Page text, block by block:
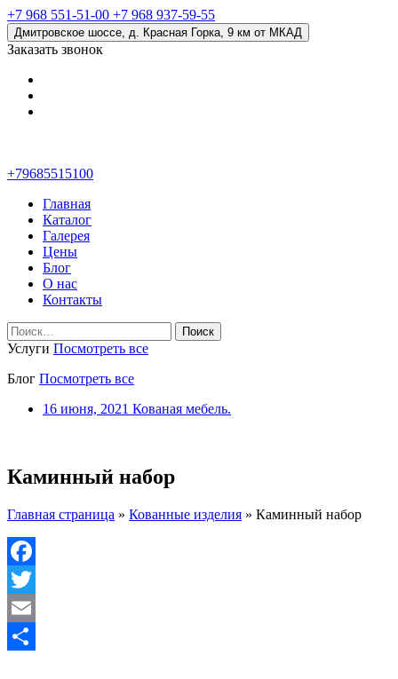
+7 968 551-51-00 +7 968 937-59-55
Дмитровское шоссе, д. Красная Горка, 9 км от МКАД
Заказать звонок
+79685515100
Главная
Каталог
Галерея
Цены
Блог
О нас
Контакты
Найти:
Услуги Посмотреть все
Блог Посмотреть все
16 июня, 2021 Кованая мебель.
Каминный набор
Главная страница » Кованные изделия » Каминный набор
Facebook
Twitter
Email